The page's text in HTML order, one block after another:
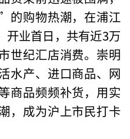
购物热潮，在浦江
开业首日，共有近3万
世纪汇店消费。崇明
水产、进口商品、网
商品频频补货，用实
，成为沪上市民打卡